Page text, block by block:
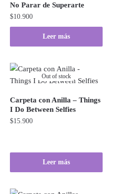
No Parar de Superarte
$10.900
Leer más
Out of stock
Carpeta con Anilla – Things
I Do Between Selfies
$15.900
Leer más